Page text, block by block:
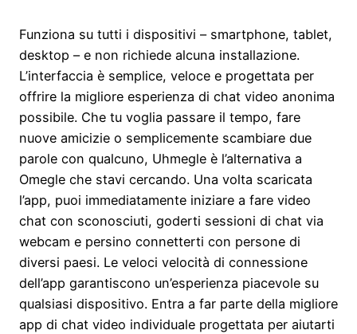
Funziona su tutti i dispositivi – smartphone, tablet,
desktop – e non richiede alcuna installazione.
L’interfaccia è semplice, veloce e progettata per
offrire la migliore esperienza di chat video anonima
possibile. Che tu voglia passare il tempo, fare
nuove amicizie o semplicemente scambiare due
parole con qualcuno, Uhmegle è l’alternativa a
Omegle che stavi cercando. Una volta scaricata
l’app, puoi immediatamente iniziare a fare video
chat con sconosciuti, goderti sessioni di chat via
webcam e persino connetterti con persone di
diversi paesi. Le veloci velocità di connessione
dell’app garantiscono un’esperienza piacevole su
qualsiasi dispositivo. Entra a far parte della migliore
app di chat video individuale progettata per aiutarti